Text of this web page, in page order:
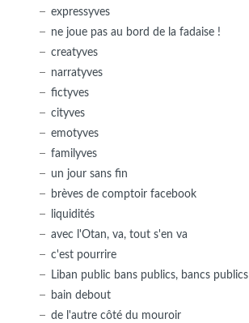
expressyves
ne joue pas au bord de la fadaise !
creatyves
narratyves
fictyves
cityves
emotyves
familyves
un jour sans fin
brèves de comptoir facebook
liquidités
avec l'Otan, va, tout s'en va
c'est pourrire
Liban public bans publics, bancs publics
bain debout
de l'autre côté du mouroir